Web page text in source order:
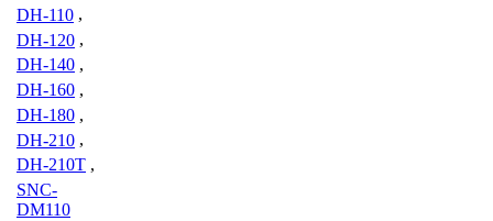
DH-110 ,
DH-120 ,
DH-140 ,
DH-160 ,
DH-180 ,
DH-210 ,
DH-210T ,
SNC-
DM110